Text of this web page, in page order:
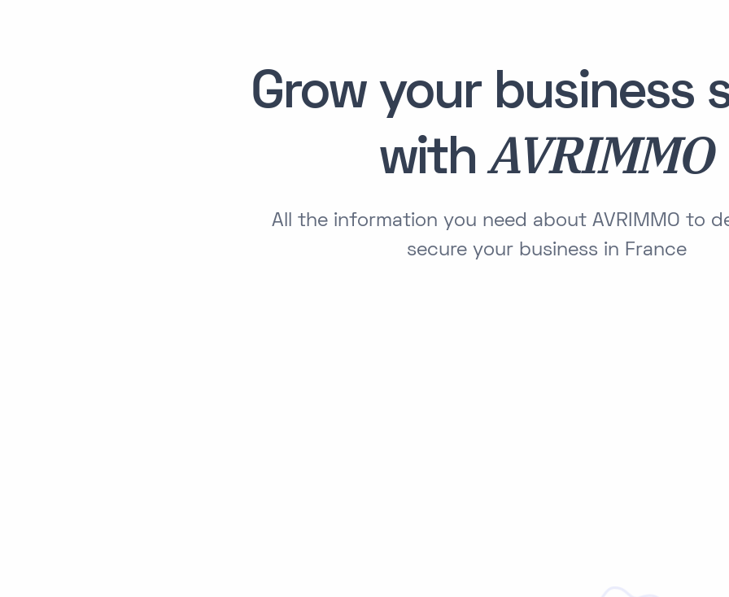
Grow your business
withAVRIMMO
All the information you need about AVRIMMO to
secure your business in France